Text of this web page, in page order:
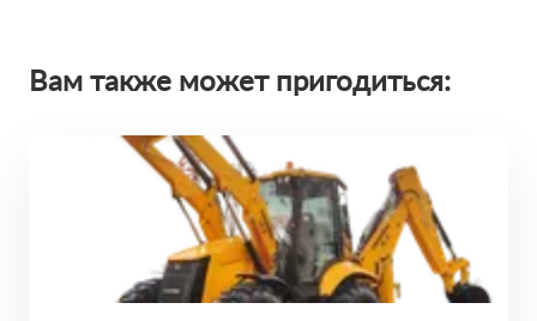
Вам также может пригодиться: